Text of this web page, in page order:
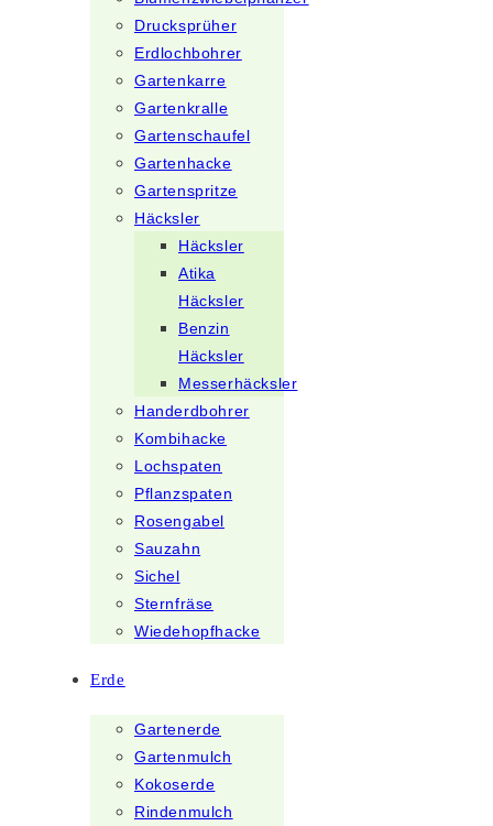
Drucksprüher
Erdlochbohrer
Gartenkarre
Gartenkralle
Gartenschaufel
Gartenhacke
Gartenspritze
Häcksler
Häcksler
Atika
Häcksler
Benzin
Häcksler
Messerhäcksler
Handerdbohrer
Kombihacke
Lochspaten
Pflanzspaten
Rosengabel
Sauzahn
Sichel
Sternfräse
Wiedehopfhacke
Erde
Gartenerde
Gartenmulch
Kokoserde
Rindenmulch